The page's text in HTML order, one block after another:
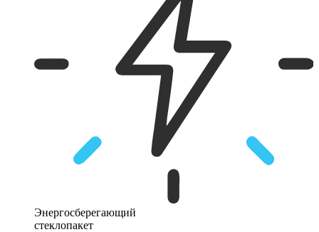
Энергосберегающий
стеклопакет